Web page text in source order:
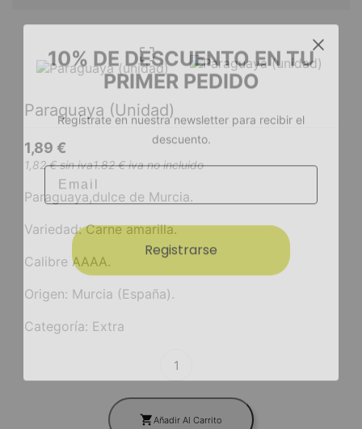

Paraguaya (unidad)
1,89 €
1,82 € sin iva1.82 € iva no incluido
Paraguaya,dulce de Murcia.
Variedad: Carne amarilla.
Calibre AAAA.
Origen: Murcia (España).
Categoría: Extra
Añadir Al Carrito
10% DE DESCUENTO EN TU
PRIMER PEDIDO
Regístrate en nuestra newsletter para recibir el
descuento.
Email
Registrarse